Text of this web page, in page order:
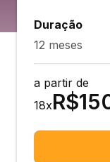
Duração
12 meses
a partir de
18xR$